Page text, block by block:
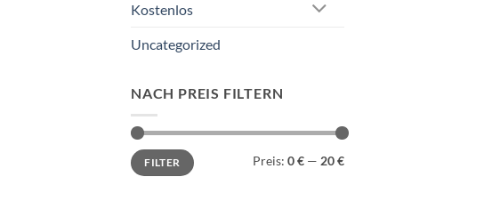
Kostenlos
Uncategorized
NACH PREIS FILTERN
Min.
Preis
Max.
PreisFILTER Preis: 0 € — 20 €